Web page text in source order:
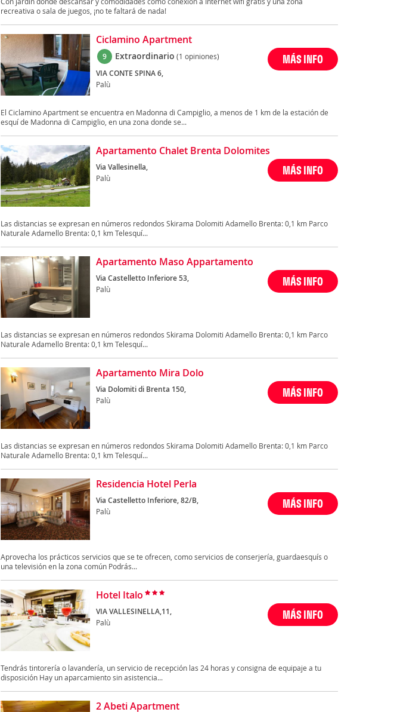
recreativa o sala de juegos, ¡no te faltará de nada!
Ciclamino Apartment
9 Extraordinario (1 opiniones)
VIA CONTE SPINA 6,
Palù
MÁS INFO
El Ciclamino Apartment se encuentra en Madonna di Campiglio, a menos de 1 km de la estación de
esquí de Madonna di Campiglio, en una zona donde se...
Apartamento Chalet Brenta Dolomites
Via Vallesinella,
Palù
MÁS INFO
Las distancias se expresan en números redondos Skirama Dolomiti Adamello Brenta: 0,1 km Parco
Naturale Adamello Brenta: 0,1 km Telesquí...
Apartamento Maso Appartamento
Via Castelletto Inferiore 53,
Palù
MÁS INFO
Las distancias se expresan en números redondos Skirama Dolomiti Adamello Brenta: 0,1 km Parco
Naturale Adamello Brenta: 0,1 km Telesquí...
Apartamento Mira Dolo
Via Dolomiti di Brenta 150,
Palù
MÁS INFO
Las distancias se expresan en números redondos Skirama Dolomiti Adamello Brenta: 0,1 km Parco
Naturale Adamello Brenta: 0,1 km Telesquí...
Residencia Hotel Perla
Via Castelletto Inferiore, 82/B,
Palù
MÁS INFO
Aprovecha los prácticos servicios que se te ofrecen, como servicios de conserjería, guardaesquís o
una televisión en la zona común Podrás...
Hotel Italo
VIA VALLESINELLA,11,
Palù
MÁS INFO
Tendrás tintorería o lavandería, un servicio de recepción las 24 horas y consigna de equipaje a tu
disposición Hay un aparcamiento sin asistencia...
2 Abeti Apartment